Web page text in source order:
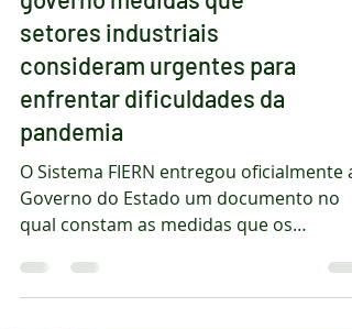
FIERN apresenta ao
governo medidas que
setores industriais
consideram urgentes para
enfrentar dificuldades da
pandemia
O Sistema FIERN entregou oficialmente
qual constam as medidas que os
sindicatos que representam...